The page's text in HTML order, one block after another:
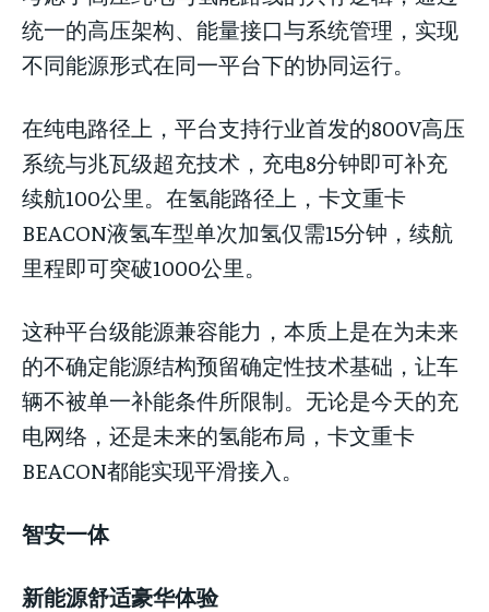
统一的高压架构、能量接口与系统管理，实现
不同能源形式在同一平台下的协同运行。
在纯电路径上，平台支持行业首发的800V高压
系统与兆瓦级超充技术，充电8分钟即可补充
续航100公里。在氢能路径上，卡文重卡
BEACON液氢车型单次加氢仅需15分钟，续航
里程即可突破1000公里。
这种平台级能源兼容能力，本质上是在为未来
的不确定能源结构预留确定性技术基础，让车
辆不被单一补能条件所限制。无论是今天的充
电网络，还是未来的氢能布局，卡文重卡
BEACON都能实现平滑接入。
智安一体
新能源舒适豪华体验